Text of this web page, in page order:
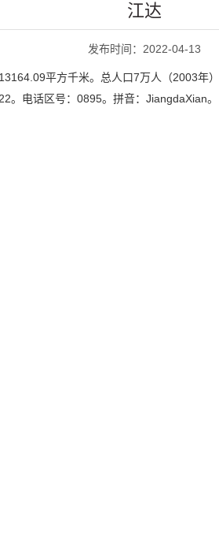
江达
发布时间：2022-04-13
平方千米。总人口7万人（2003年
。电话区号：0895。拼音：JiangdaXian。